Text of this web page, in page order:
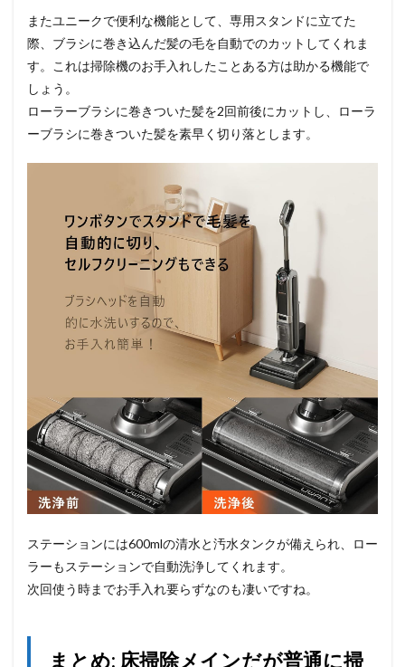
またユニークで便利な機能として、専用スタンドに立てた
際、ブラシに巻き込んだ髪の毛を自動でのカットしてくれま
す。これは掃除機のお手入れしたことある方は助かる機能で
しょう。
ローラーブラシに巻きついた髪を2回前後にカットし、ローラ
ーブラシに巻きついた髪を素早く切り落とします。
ステーションには600mlの清水と汚水タンクが備えられ、ロー
ラーもステーションで自動洗浄してくれます。
次回使う時までお手入れ要らずなのも凄いですね。
まとめ: 床掃除メインだが普通に掃